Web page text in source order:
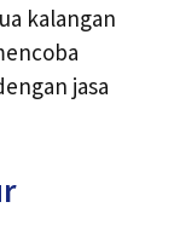
kalangan
jasa